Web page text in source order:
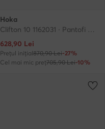
Hoka
Prețul actual
628,90 Lei
Prețul inițial870,90 Lei-27%
Cel mai mic preț705,90 Lei-10%